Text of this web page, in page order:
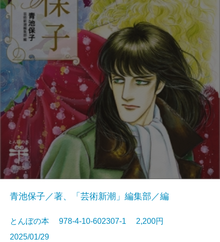
青池保子／著、「芸術新潮」編集部／編
とんぼの本 978-4-10-602307-1 2,200円
2025/01/29